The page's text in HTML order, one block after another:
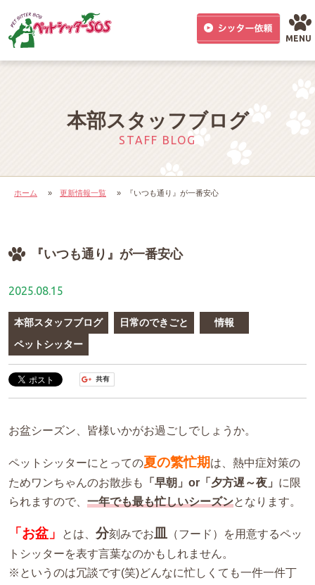
MENU
本部スタッフブログ
STAFF BLOG
ホーム » 更新情報一覧 » 『いつも通り』が一番安心
『いつも通り』が一番安心
2025.08.15
本部スタッフブログ 日常のできごと
情報
ペットシッター
お盆シーズン、皆様いかがお過ごしでしょうか。
ペットシッターにとっての夏の繁忙期は、熱中症対策の
ためワンちゃんのお散歩も
「早朝」or「夕方遅～夜」 に限
られますので、 一年でも最も忙しいシーズンとなります。
「お盆」 とは、 分刻みでお 皿
（フード）を用意するペッ
トシッターを表す言葉なのかもしれません。
※というのは冗談です(笑)どんなに忙しくても一件一件丁